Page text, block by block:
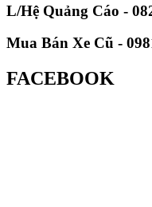
L/Hệ Quảng Cáo -
Mua Bán Xe Cũ -
FACEBOOK